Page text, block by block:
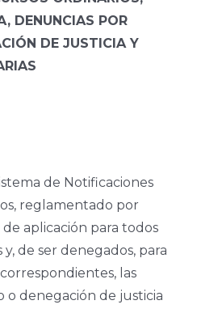
DENUNCIAS POR
DE JUSTICIA Y
de Notificaciones
reglamentado por
de aplicación para todos
y, de ser denegados, para
las
denegación de justicia